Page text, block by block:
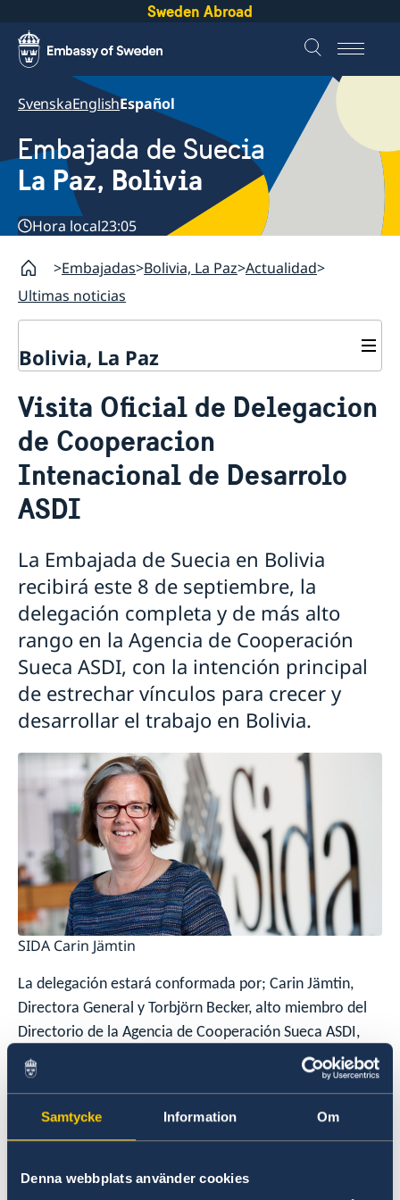
Samtycke Information Om
Denna webbplats använder cookies
Sweden Abroad
SvenskaEnglishEspañol
Embajada de Suecia
La Paz, Bolivia
Hora local23:05
Embajadas Bolivia, La Paz Actualidad
Ultimas noticias
Bolivia, La Paz
Sobre nosotros
Personal de la Embajada
Reglamento General de Protección de Datos (RGPD)
Registra tu estancia en el extranjero
Más sobre Suecia
Actualidad
Ultimas noticias
Calendario
Visita Oficial de Delegacion
de Cooperacion
Intenacional de Desarrolo
ASDI
La Embajada de Suecia en Bolivia
recibirá este 8 de septiembre, la
delegación completa y de más alto
rango en la Agencia de Cooperación
Sueca ASDI, con la intención principal
de estrechar vínculos para crecer y
desarrollar el trabajo en Bolivia.
SIDA Carin Jämtin
La delegación estará conformada por; Carin Jämtin,
Directora General y Torbjörn Becker, alto miembro del
Directorio de la Agencia de Cooperación Sueca ASDI,
Elsa Håstad, Directora General Adjunta de ASDI y
Directora del Departamento para Europa y América
Unidad para los Balcanes Occidentales, Turquía y
Europa y América Latina (EUROLATIN) desde 2016.